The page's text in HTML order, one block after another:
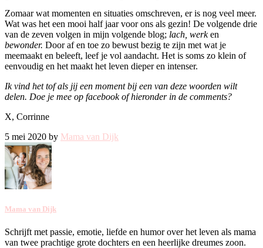
Zomaar wat momenten en situaties omschreven, er is nog veel meer.
Wat was het een mooi half jaar voor ons als gezin! De volgende drie
van de zeven volgen in mijn volgende blog; lach, werken
bewonder. Door af en toe zo bewust bezig te zijn met wat je
meemaakt en beleeft, leef je vol aandacht. Het is soms zo klein of
eenvoudig en het maakt het leven dieper en intenser.
Ik vind het tof als jij een moment bij een van deze woorden wilt
delen. Doe je mee op facebook of hieronder in de comments?
X, Corrinne
5 mei 2020 by Mama van Dijk
Mama van Dijk
Schrijft met passie, emotie, liefde en humor over het leven als mama
van twee prachtige grote dochters en een heerlijke dreumes zoon.